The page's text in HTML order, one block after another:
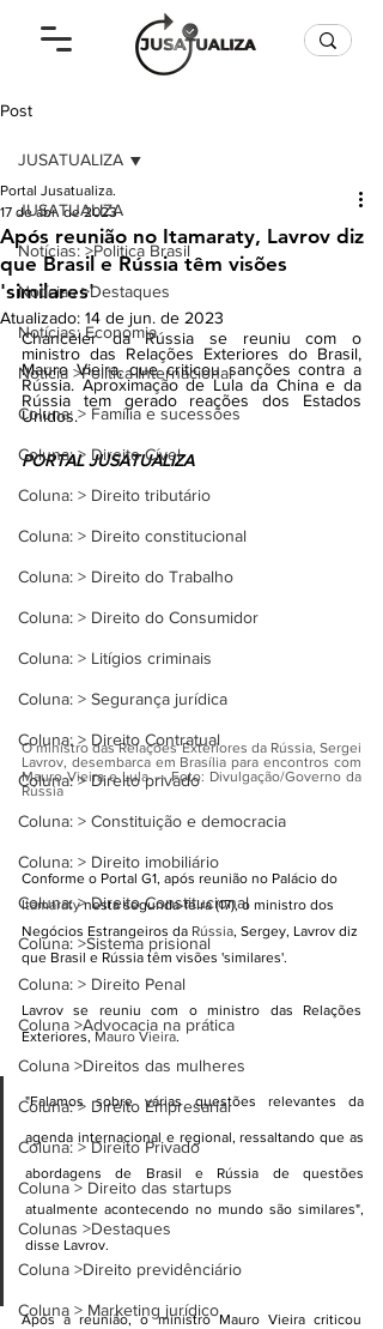
Post
JUSATUALIZA
Notícias: >Politica Brasil
Notícias >Destaques
Notícias: Economia
Notícia >Política Internacional
Coluna: > Família e sucessões
Coluna: > Direito Cível
Coluna: > Direito tributário
Coluna: > Direito constitucional
Coluna: > Direito do Trabalho
Coluna: > Direito do Consumidor
Coluna: > Litígios criminais
Coluna: > Segurança jurídica
Coluna: > Direito Contratual
Coluna: > Direito privado
Coluna: > Constituição e democracia
Coluna: > Direito imobiliário
Coluna: > Direito Constitucional
Coluna: >Sistema prisional
Coluna: > Direito Penal
Coluna >Advocacia na prática
Coluna >Direitos das mulheres
Coluna: > Direito Empresarial
Coluna: > Direito Privado
Coluna > Direito das startups
Colunas >Destaques
Coluna >Direito previdênciário
Coluna > Marketing jurídico
JUSATUALIZA
Após reunião no Itamaraty, Lavrov diz
que Brasil e Rússia têm visões
'similares'
Portal Jusatualiza.
17 de abr. de 2023
Atualizado: 14 de jun. de 2023
Chanceler da Rússia se reuniu com o
ministro das Relações Exteriores do Brasil,
Mauro Vieira, que criticou sanções contra a
Rússia. Aproximação de Lula da China e da
Rússia tem gerado reações dos Estados
Unidos.
PORTAL JUSATUALIZA
O ministro das Relações Exteriores da Rússia, Sergei
Lavrov, desembarca em Brasília para encontros com
Mauro Vieira e Lula — Foto: Divulgação/Governo da
Rússia
Conforme o Portal G1, após reunião no Palácio do
Itamaraty nesta segunda-feira (17), o ministro dos
Negócios Estrangeiros da Rússia, Sergey, Lavrov diz
que Brasil e Rússia têm visões 'similares'.
Lavrov se reuniu com o ministro das Relações
Exteriores, Mauro Vieira.
"Falamos sobre várias questões relevantes da
agenda internacional e regional, ressaltando que as
abordagens de Brasil e Rússia de questões
atualmente acontecendo no mundo são similares",
disse Lavrov.
Após a reunião, o ministro Mauro Vieira criticou